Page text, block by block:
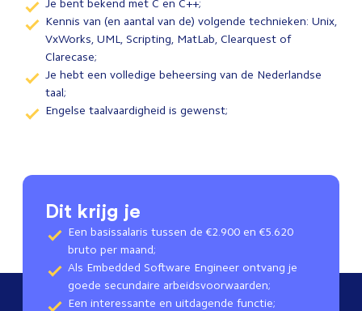
Je bent bekend met C en C++;
Kennis van (en aantal van de) volgende technieken: Unix,
VxWorks, UML, Scripting, MatLab, Clearquest of
Clarecase;
Je hebt een volledige beheersing van de Nederlandse
taal;
Engelse taalvaardigheid is gewenst;
Dit krijg je
Een basissalaris tussen de €2.900 en €5.620
bruto per maand;
Als Embedded Software Engineer ontvang je
goede secundaire arbeidsvoorwaarden;
Een interessante en uitdagende functie;